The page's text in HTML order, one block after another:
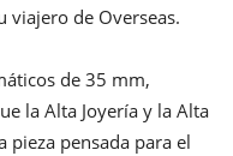
viajero de Overseas.
de 35 mm,
la Alta Joyería y la Alta
pieza pensada para el